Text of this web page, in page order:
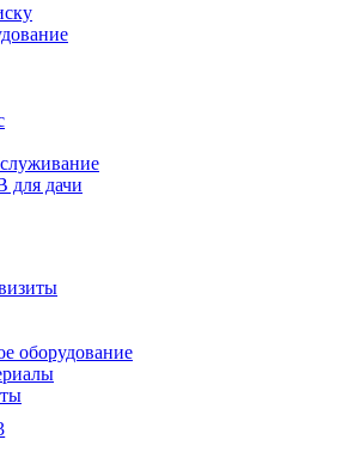
для дачи
оборудование